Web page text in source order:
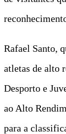
Rafael Santo,
atletas de alto
Desporto e
ao Alto
para a